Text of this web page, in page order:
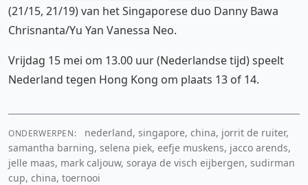
(21/15, 21/19) van het Singaporese duo Danny Bawa
Chrisnanta/Yu Yan Vanessa Neo.
Vrijdag 15 mei om 13.00 uur (Nederlandse tijd) speelt
Nederland tegen Hong Kong om plaats 13 of 14.
ONDERWERPEN:
nederland, singapore, china, jorrit de ruiter,
samantha barning, selena piek, eefje muskens, jacco arends,
jelle maas, mark caljouw, soraya de visch eijbergen, sudirman
cup, china, toernooi